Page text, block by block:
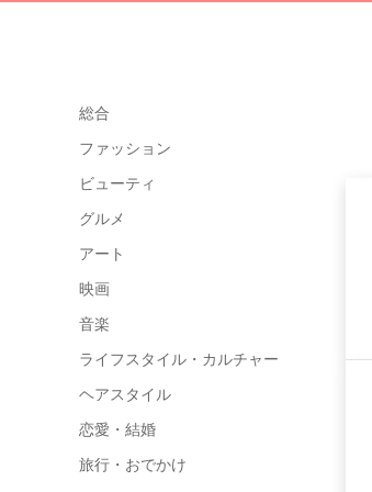
総合
ファッション
ビューティ
グルメ
アート
映画
音楽
ライフスタイル・カルチャー
ヘアスタイル
恋愛・結婚
旅行・おでかけ